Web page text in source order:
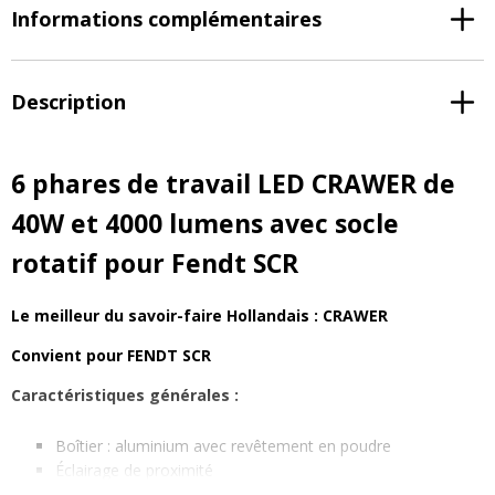
Informations complémentaires
Description
6 phares de travail LED CRAWER de
40W et 4000 lumens avec socle
rotatif pour Fendt SCR
Le meilleur du savoir-faire Hollandais : CRAWER
Convient pour FENDT SCR
Caractéristiques générales :
Boîtier : aluminium avec revêtement en poudre
Éclairage de proximité